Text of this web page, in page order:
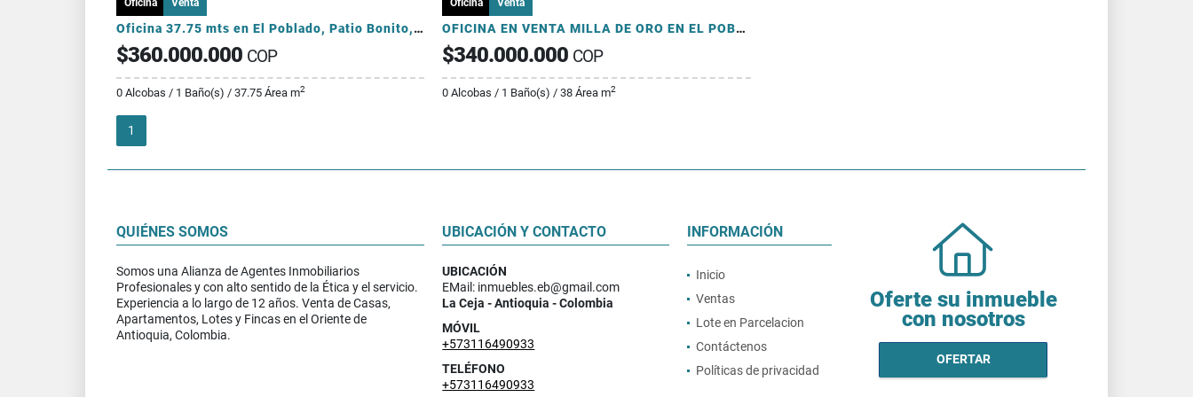
Oficina Venta
Oficina 37.75 mts en El Poblado, Patio Bonito, ed. Méridian
$360.000.000 COP
0 Alcobas / 1 Baño(s) / 37.75 Área m2
Oficina Venta
OFICINA EN VENTA MILLA DE ORO EN EL POBLADO
$340.000.000 COP
0 Alcobas / 1 Baño(s) / 38 Área m2
1
QUIÉNES SOMOS
Somos una Alianza de Agentes Inmobiliarios
Profesionales y con alto sentido de la Ética y el servicio.
Experiencia a lo largo de 12 años. Venta de Casas,
Apartamentos, Lotes y Fincas en el Oriente de
Antioquia, Colombia.
UBICACIÓN Y CONTACTO
UBICACIÓN
EMail: inmuebles.eb@gmail.com
La Ceja - Antioquia - Colombia
MÓVIL
+573116490933
TELÉFONO
+573116490933
INFORMACIÓN
Inicio
Ventas
Lote en Parcelacion
Contáctenos
Políticas de privacidad
Oferte su inmueble
con nosotros
OFERTAR